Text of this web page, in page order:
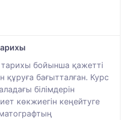
бойынша қажетті
құруға бағытталған. Курс
білімдерін
көкжиегін кеңейтуге